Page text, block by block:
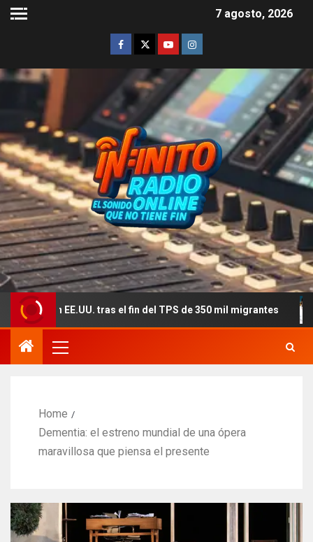
7 agosto, 2026
tras el fin del TPS de 350 mil migrantes El
Home
Dementia: el estreno mundial de una ópera
maravillosa que piensa el presente